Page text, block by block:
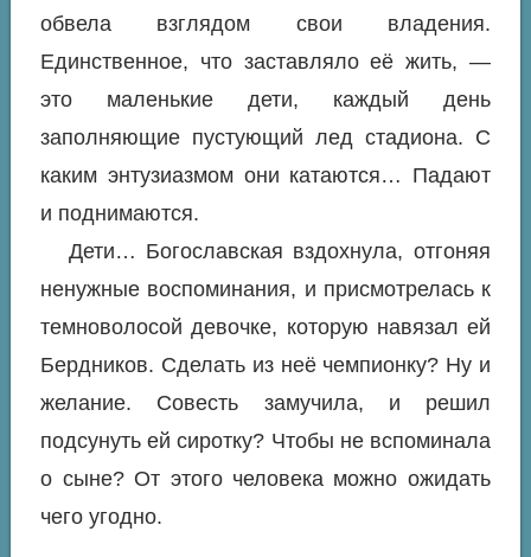
обвела взглядом свои владения.
Единственное, что заставляло её жить, —
это маленькие дети, каждый день
заполняющие пустующий лед стадиона. С
каким энтузиазмом они катаются… Падают
и поднимаются.
Дети… Богославская вздохнула, отгоняя
ненужные воспоминания, и присмотрелась к
темноволосой девочке, которую навязал ей
Бердников. Сделать из неё чемпионку? Ну и
желание. Совесть замучила, и решил
подсунуть ей сиротку? Чтобы не вспоминала
о сыне? От этого человека можно ожидать
чего угодно.